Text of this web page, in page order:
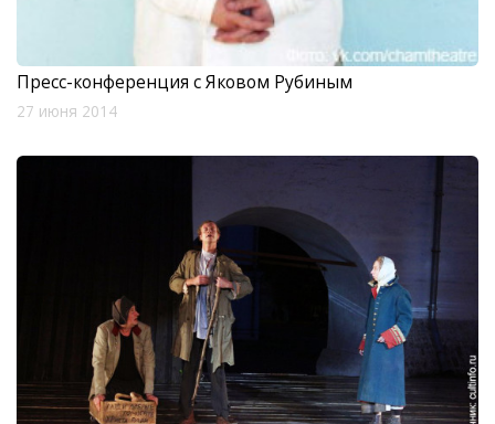
Пресс-конференция с Яковом Рубиным
27 июня 2014